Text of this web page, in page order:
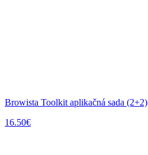
Browista Toolkit aplikačná sada (2+2)
16.50€